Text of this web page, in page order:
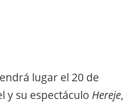
lugar el 20 de
y su espectáculo Hereje,